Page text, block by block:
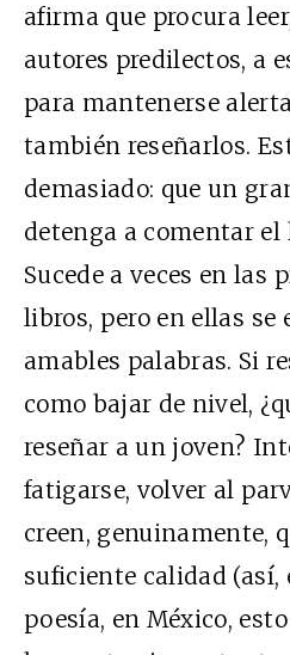
afirma que procura
autores predilectos, a
para mantenerse
también reseñarlos.
demasiado: que un
detenga a comentar el
Sucede a veces en las
libros, pero en ellas se
amables palabras. Si
como bajar de nivel,
reseñar a un joven?
fatigarse, volver al
creen, genuinamente,
suficiente calidad (así,
poesía, en México,